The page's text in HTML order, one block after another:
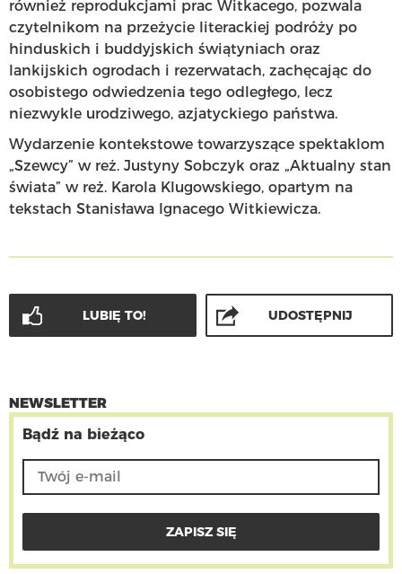
również reprodukcjami prac Witkacego, pozwala
czytelnikom na przeżycie literackiej podróży po
hinduskich i buddyjskich świątyniach oraz
lankijskich ogrodach i rezerwatach, zachęcając do
osobistego odwiedzenia tego odległego, lecz
niezwykle urodziwego, azjatyckiego państwa.
Wydarzenie kontekstowe towarzyszące spektaklom
„Szewcy” w reż. Justyny Sobczyk oraz „Aktualny stan
świata” w reż. Karola Klugowskiego, opartym na
tekstach Stanisława Ignacego Witkiewicza.
LUBIĘ TO! UDOSTĘPNIJ
NEWSLETTER
Bądź na bieżąco